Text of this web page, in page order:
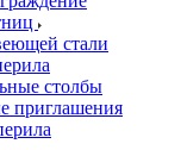
стали
столбы
приглашения